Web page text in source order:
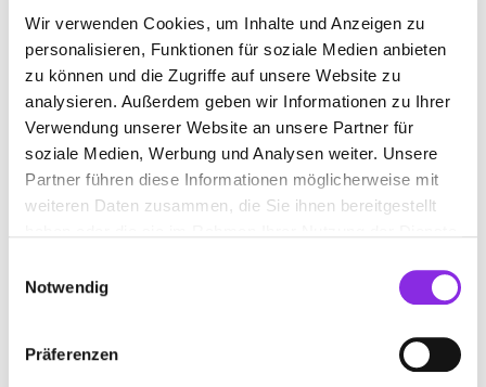
Wir verwenden Cookies, um Inhalte und Anzeigen zu
personalisieren, Funktionen für soziale Medien anbieten
zu können und die Zugriffe auf unsere Website zu
analysieren. Außerdem geben wir Informationen zu Ihrer
Verwendung unserer Website an unsere Partner für
soziale Medien, Werbung und Analysen weiter. Unsere
Partner führen diese Informationen möglicherweise mit
weiteren Daten zusammen, die Sie ihnen bereitgestellt
Notwendig
Präferenzen
BILDUNG & MEDIEN
EINKAUFEN & SHOPPEN
ESSEN & TRINKEN
RECHT & GELD
REISEN & ÜBERNACHTEN
SERVICE & DIENSTLEISTUNGEN
SPORT & FREIZEIT